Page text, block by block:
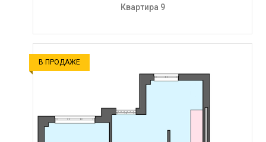
Квартира 9
В ПРОДАЖЕ